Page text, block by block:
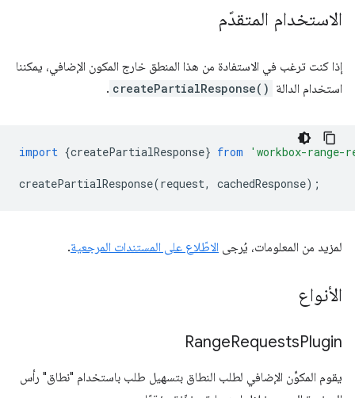
الاستخدام المتقدّم
إذا كنت ترغب في الاستفادة من هذا المنطق خارج المكون الإضافي، يمكننا
استخدام الدالة createPartialResponse()
.
import {createPartialResponse} from 'workbox-range-
createPartialResponse(request, cachedResponse);
لمزيد من المعلومات، يُرجى الاطّلاع على المستندات المرجعية.
الأنواع
RangeRequestsPlugin
يقوم المكوِّن الإضافي لطلب النطاق بتسهيل طلب باستخدام "نطاق" رأس